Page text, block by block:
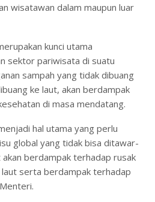
wisatawan dalam maupun luar
kunci utama
sektor pariwisata di suatu
sampah yang tidak dibuang
ke laut, akan berdampak
di masa mendatang.
hal utama yang perlu
global yang tidak bisa ditawar-
akan berdampak terhadap rusak
serta berdampak terhadap